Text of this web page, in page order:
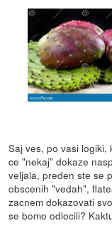
Saj ves, po vasi logiki,
ce "nekaj" dokaze
veljala, preden ste se
obscenih "vedah",
zacnem dokazovati
se bomo odlocili?